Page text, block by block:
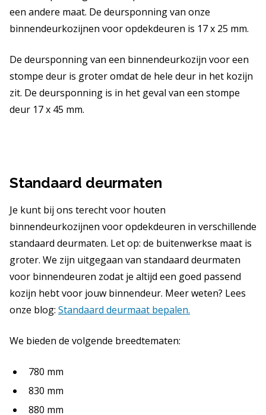
een andere maat. De deursponning van onze
binnendeurkozijnen voor opdekdeuren is 17 x 25 mm.
De deursponning van een binnendeurkozijn voor een
stompe deur is groter omdat de hele deur in het kozijn
zit. De deursponning is in het geval van een stompe
deur 17 x 45 mm.
Standaard deurmaten
Je kunt bij ons terecht voor houten
binnendeurkozijnen voor opdekdeuren in verschillende
standaard deurmaten. Let op: de buitenwerkse maat is
groter. We zijn uitgegaan van standaard deurmaten
voor binnendeuren zodat je altijd een goed passend
kozijn hebt voor jouw binnendeur. Meer weten? Lees
onze blog: Standaard deurmaat bepalen.
We bieden de volgende breedtematen:
780 mm
830 mm
880 mm